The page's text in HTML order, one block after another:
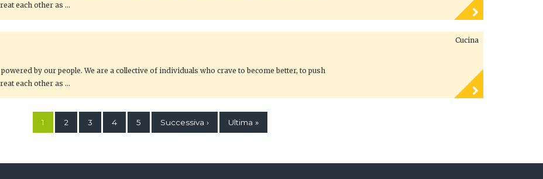
each other as …
Cucina
by our people. We are a collective of individuals who crave to become better, to push
each other as …
1 2 3 4 5 Successiva › Ultima »